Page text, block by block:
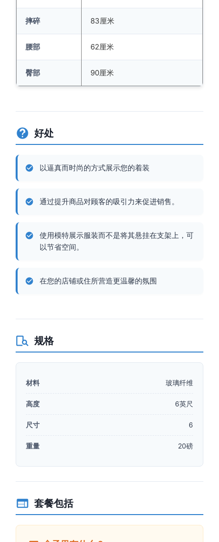
摔碎 83厘米
腰部 62厘米
臀部 90厘米
好处
以逼真而时尚的方式展示您的着装
通过提升商品对顾客的吸引力来促进销售。
使用模特展示服装而不是将其悬挂在支架上，可
以节省空间。
在您的店铺或住所营造更温馨的氛围
规格
材料 玻璃纤维
高度 6英尺
尺寸 6
重量 20磅
套餐包括